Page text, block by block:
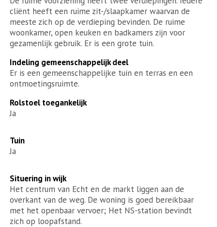
cliënt heeft een ruime zit-/slaapkamer waarvan de
meeste zich op de verdieping bevinden. De ruime
woonkamer, open keuken en badkamers zijn voor
gezamenlijk gebruik. Er is een grote tuin.
Indeling gemeenschappelijk deel
Er is een gemeenschappelijke tuin en terras en een
ontmoetingsruimte.
Rolstoel toegankelijk
Ja
Tuin
Ja
Situering in wijk
Het centrum van Echt en de markt liggen aan de
overkant van de weg. De woning is goed bereikbaar
met het openbaar vervoer; Het NS-station bevindt
zich op loopafstand.